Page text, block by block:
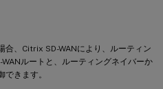
合、Citrix SD-WANにより、ルーティン
ルートと、ルーティングネイバーか
きます。